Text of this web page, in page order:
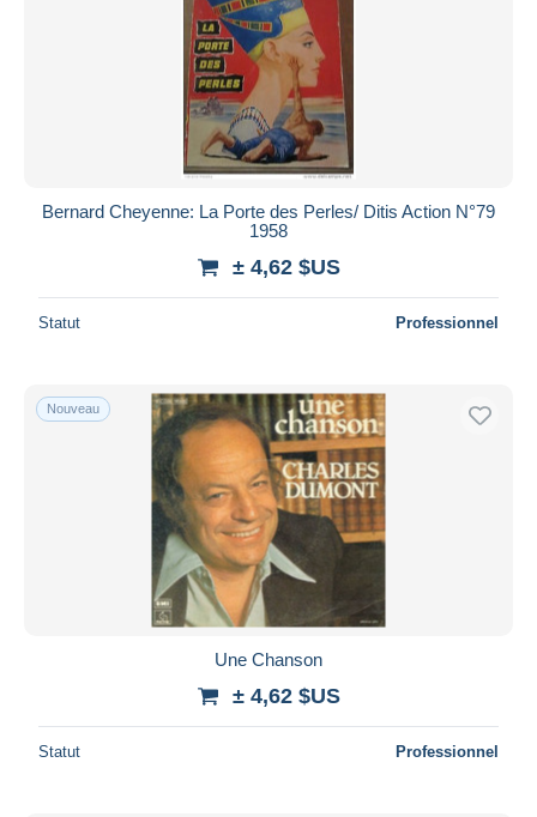
Bernard Cheyenne: La Porte des Perles/ Ditis Action N°79
1958
± 4,62 $US
Statut Professionnel
Nouveau
Une Chanson
± 4,62 $US
Statut Professionnel